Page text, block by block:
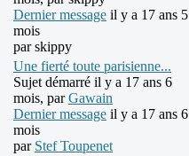
Dernier message il y a 17 ans 5
mois
parskippy
Une fierté toute parisienne...
Sujet démarré il y a 17 ans 6
mois, parGawain
Dernier message il y a 17 ans 6
mois
par Stef Toupenet